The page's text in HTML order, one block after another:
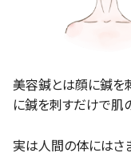
美容鍼とは顔に鍼を
に鍼を刺すだけで肌
実は人間の体にはさ